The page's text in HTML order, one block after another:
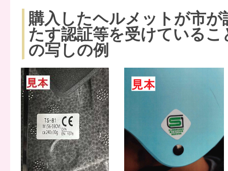
購入したヘルメットが市
たす認証等を受けている
の写しの例